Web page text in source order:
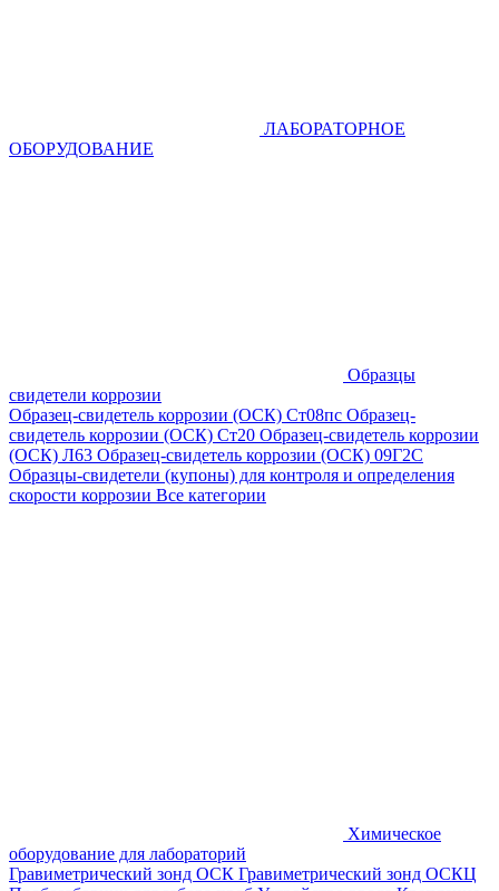
ЛАБОРАТОРНОЕ
ОБОРУДОВАНИЕ
Образцы
свидетели коррозии
Образец-свидетель коррозии (ОСК) Ст08пс Образец-
свидетель коррозии (ОСК) Ст20 Образец-свидетель коррозии
(ОСК) Л63 Образец-свидетель коррозии (ОСК) 09Г2С
Образцы-свидетели (купоны) для контроля и определения
скорости коррозии Все категории
Химическое
оборудование для лабораторий
Гравиметрический зонд ОСК Гравиметрический зонд ОСКЦ